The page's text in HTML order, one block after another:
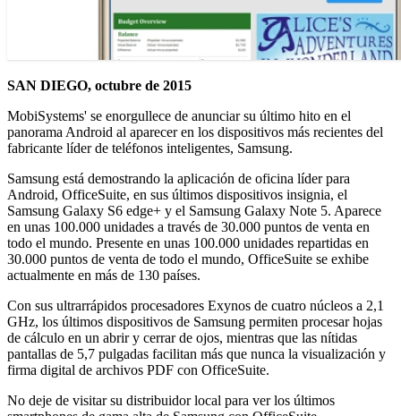
SAN DIEGO, octubre de 2015
MobiSystems' se enorgullece de anunciar su último hito en el
panorama Android al aparecer en los dispositivos más recientes del
fabricante líder de teléfonos inteligentes, Samsung.
Samsung está demostrando la aplicación de oficina líder para
Android, OfficeSuite, en sus últimos dispositivos insignia, el
Samsung Galaxy S6 edge+ y el Samsung Galaxy Note 5. Aparece
en unas 100.000 unidades a través de 30.000 puntos de venta en
todo el mundo. Presente en unas 100.000 unidades repartidas en
30.000 puntos de venta de todo el mundo, OfficeSuite se exhibe
actualmente en más de 130 países.
Con sus ultrarrápidos procesadores Exynos de cuatro núcleos a 2,1
GHz, los últimos dispositivos de Samsung permiten procesar hojas
de cálculo en un abrir y cerrar de ojos, mientras que las nítidas
pantallas de 5,7 pulgadas facilitan más que nunca la visualización y
firma digital de archivos PDF con OfficeSuite.
No deje de visitar su distribuidor local para ver los últimos